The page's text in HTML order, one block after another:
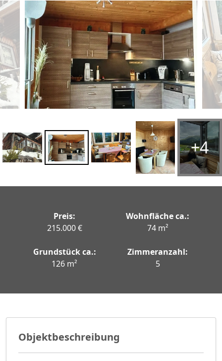
+4
Preis:
215.000 €
Wohnfläche ca.:
74 m²
Grundstück ca.:
126 m²
Zimmeranzahl:
5
Objektbeschreibung